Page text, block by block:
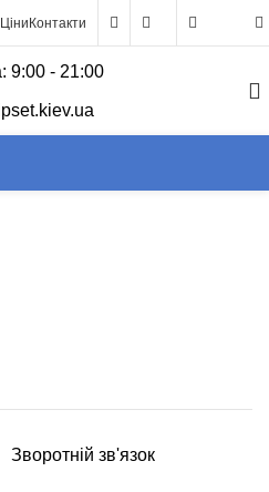
ЦіниКонтакти
9:00 - 21:00
Зворотній зв'язок